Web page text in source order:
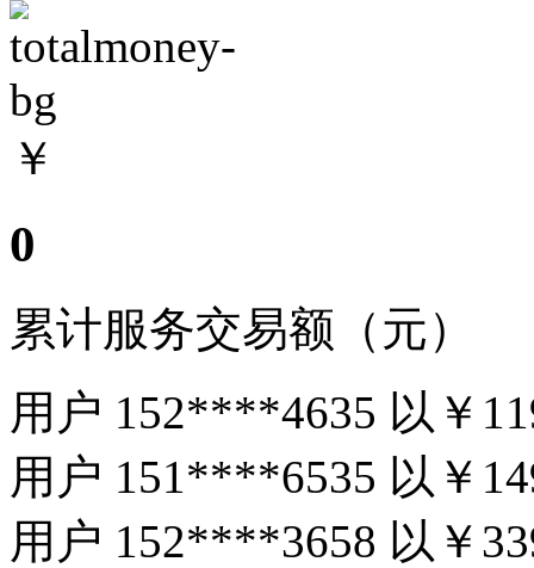
￥
0
累计服务交易额（元）
用户 152****4635 以 ￥
用户 151****6535 以 ￥
用户 152****3658 以 ￥